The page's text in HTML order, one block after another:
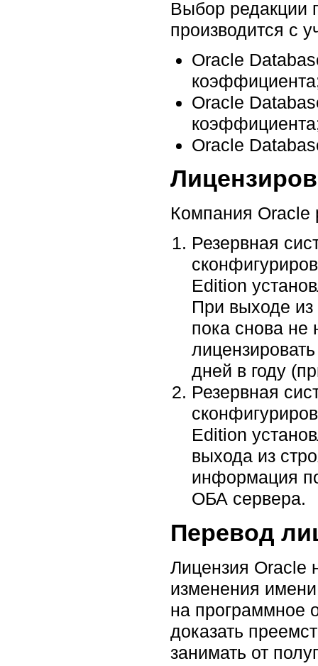
Выбор редакции
производится с
Oracle
Oracle
Oracle
Компания Oracle
Резервная
Edition
При выходе из
пока снова не
дней в году
Резервная
Edition
выхода из
информация
ОБА сервера.
Перевод
Лицензия Oracle
изменения
на программное
доказать
занимать от